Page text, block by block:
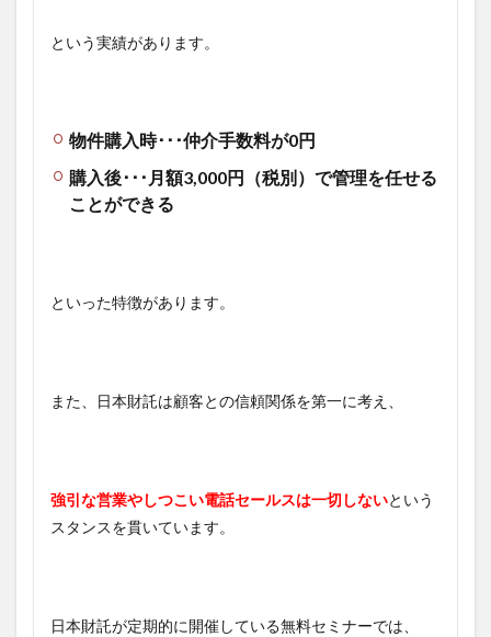
という実績があります。
物件購入時･･･仲介手数料が0円
購入後･･･月額3,000円（税別）で管理を任せる
ことができる
といった特徴があります。
また、日本財託は顧客との信頼関係を第一に考え、
強引な営業やしつこい電話セールスは一切しないという
スタンスを貫いています。
日本財託が定期的に開催している無料セミナーでは、